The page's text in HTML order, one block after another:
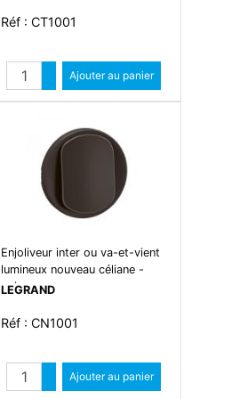
Réf : CT1001
Quantité
Augmenter quantité
Diminuer quantité
Ajouter au panier
Enjoliveur inter ou va-et-vient
lumineux nouveau céliane -
noir
LEGRAND
Réf : CN1001
Quantité
Augmenter quantité
Diminuer quantité
Ajouter au panier